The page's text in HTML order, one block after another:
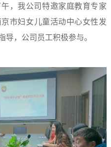
，我公司特邀家庭教育专家
市妇女儿童活动中心女性发
导，公司员工积极参与。